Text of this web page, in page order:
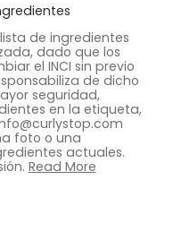
de ingredientes
dado que los
el INCI sin previo
de dicho
seguridad,
en la etiqueta,
foto o una
actuales.
Read More